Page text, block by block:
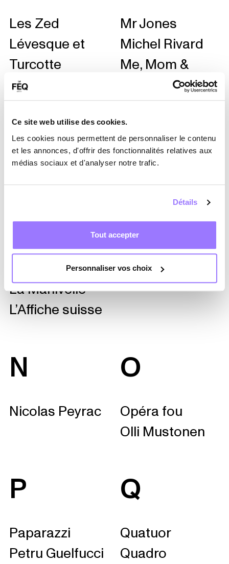
Ce site web utilise des cookies.
Les cookies nous permettent de personnaliser le contenu
et les annonces, d'offrir des fonctionnalités relatives aux
médias sociaux et d'analyser notre trafic.
Détails
Tout accepter
Personnaliser vos choix
Les Zed
Lévesque et
Turcotte
Leslie Dent
Les Voilà
Les Troyens
Les Contes de
ma grande ville
Les Colocs
Lennie Gallant
Le Vélo-
Légendes
La Manivelle
L’Affiche suisse
Mr Jones
Michel Rivard
Me, Mom &
Morgentaler
Marie-Laure
Béraud
Marc Ogeret
N
Nicolas Peyrac
O
Opéra fou
Olli Mustonen
P
Paparazzi
Petru Guelfucci
Q
Quatuor
Quadro